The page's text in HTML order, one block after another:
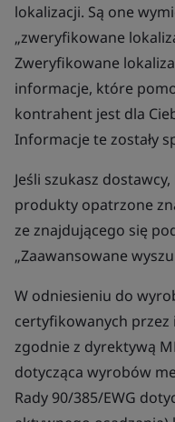
lokalizacji. Są one
„zweryfikowane
Zweryfikowane
informacje, które
kontrahent jest dla
Informacje te zostały
Jeśli szukasz
produkty opatrzone
ze znajdującego się
„Zaawansowane
W odniesieniu do
certyfikowanych
zgodnie z dyrektywą
dotycząca wyrobów
Rady 90/385/EWG